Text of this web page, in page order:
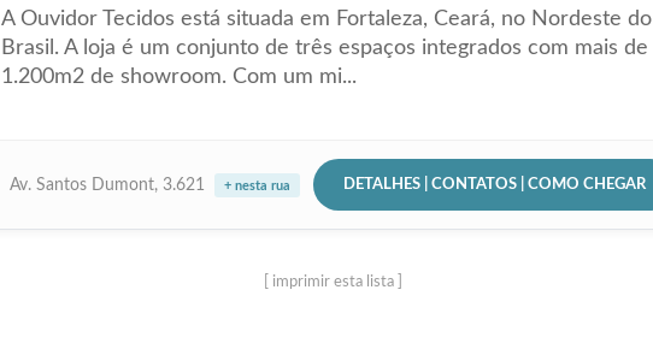
A Ouvidor Tecidos está situada em Fortaleza, Ceará, no Nordeste do
Brasil. A loja é um conjunto de três espaços integrados com mais de
1.200m2 de showroom. Com um mi...
Av. Santos Dumont, 3.621 + nesta rua DETALHES | CONTATOS | COMO CHEGAR
[ imprimir esta lista ]